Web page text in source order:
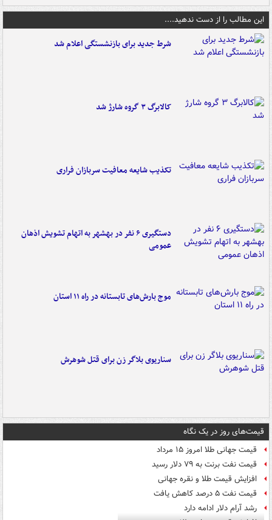
این مطالب را از دست ندهید....
شرط جدید برای بازنشستگی اعلام شد
کالابرگ ۳ گروه شارژ شد
تکذیب شایعه معافیت سربازان فراری
دستگیری ۶ نفر در بهشهر به اتهام تشویش اذهان
عمومی
موج بارش‌های تابستانه در راه ۱۱ استان
سناریوی بلاگر زن برای قتل شوهرش
قیمت‌های روز در یک نگاه
قیمت جهانی طلا امروز ۱۵ مرداد
قیمت نفت برنت به ۷۹ دلار رسید
افزایش قیمت طلا و نقره جهانی
قیمت نفت ۵ درصد کاهش یافت
رشد آرام دلار ادامه دارد